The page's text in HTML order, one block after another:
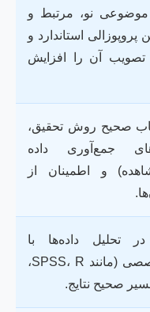
نو، مرتبط و
پروپوزالی استاندارد و
آن را افزایش
صحیح روش تحقیق،
جمع‌آوری داده
و اطمینان از
تحلیل داده‌ها با
نرم‌افزارهای تخصصی (مانند SPSS، R،
صحیح نتایج.